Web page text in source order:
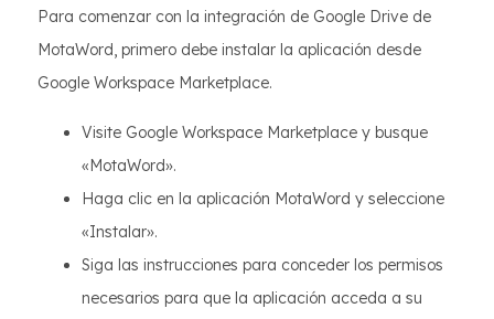
Para comenzar con la integración de Google Drive de
MotaWord, primero debe instalar la aplicación desde
Google Workspace Marketplace.
Visite Google Workspace Marketplace y busque
«MotaWord».
Haga clic en la aplicación MotaWord y seleccione
«Instalar».
Siga las instrucciones para conceder los permisos
necesarios para que la aplicación acceda a su